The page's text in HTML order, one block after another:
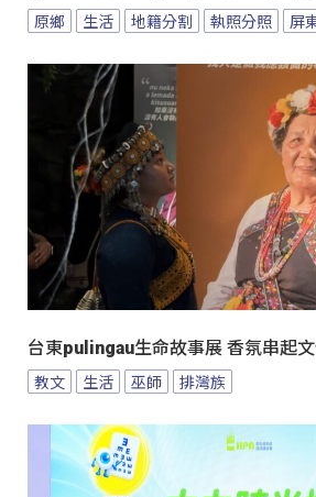
原鄉 生活 地籍分割 執照分照 屏
台東pulingau生命故事展 香氛串起
教文 生活 巫師 排灣族